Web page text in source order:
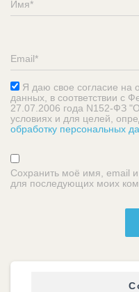
Я даю свое согласие на
данных, в соответствии с
27.07.2006 года N152-ФЗ
условиях и для целей,
обработку персональных
Сохранить моё имя, email
для последующих моих